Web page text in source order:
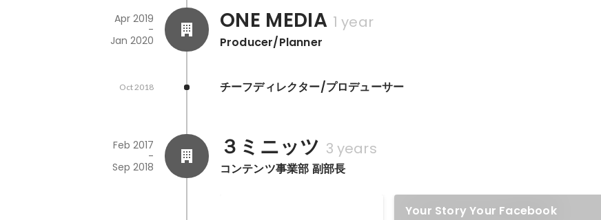
ONE MEDIA 1 year
Producer/Planner
Apr 2019
-
Jan 2020
チーフディレクター/プロデューサー
Oct 2018
３ミニッツ 3 years
コンテンツ事業部 副部長
Feb 2017
-
Sep 2018
Your Story Your Facebook